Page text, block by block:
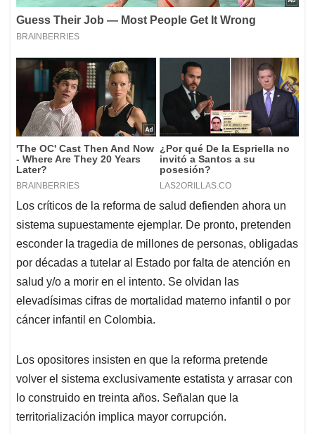
Los críticos de la reforma de salud defienden ahora un
sistema supuestamente ejemplar. De pronto, pretenden
esconder la tragedia de millones de personas, obligadas
por décadas a tutelar al Estado por falta de atención en
salud y/o a morir en el intento. Se olvidan las
elevadísimas cifras de mortalidad materno infantil o por
cáncer infantil en Colombia.
Los opositores insisten en que la reforma pretende
volver el sistema exclusivamente estatista y arrasar con
lo construido en treinta años. Señalan que la
territorialización implica mayor corrupción.